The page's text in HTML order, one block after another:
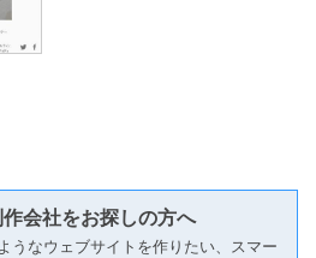
会社をお探しの方へ
うなウェブサイトを作りたい、スマー